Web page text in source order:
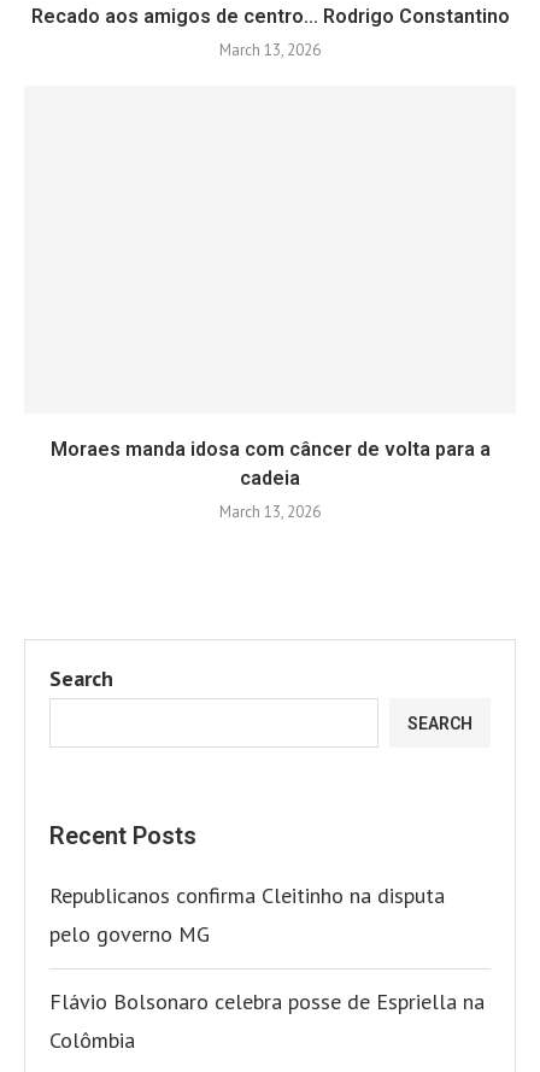
Recado aos amigos de centro… Rodrigo Constantino
March 13, 2026
Moraes manda idosa com câncer de volta para a
cadeia
March 13, 2026
Search
SEARCH
Recent Posts
Republicanos confirma Cleitinho na disputa
pelo governo MG
Flávio Bolsonaro celebra posse de Espriella na
Colômbia